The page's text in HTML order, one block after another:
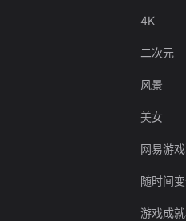
4K
二次元
风景
美女
网易游
随时间
游戏成